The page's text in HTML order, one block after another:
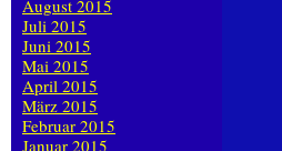
August 2015
Juli 2015
Juni 2015
Mai 2015
April 2015
März 2015
Februar 2015
Januar 2015